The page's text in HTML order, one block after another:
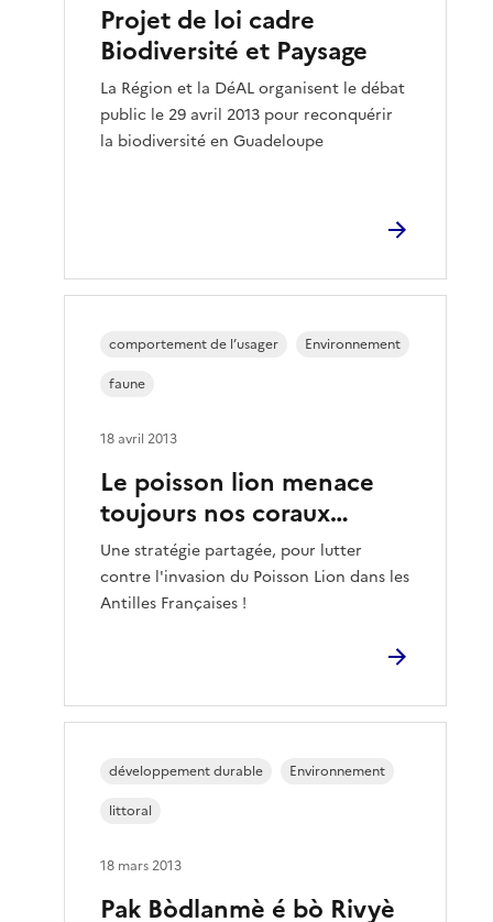
Projet de loi cadre
Biodiversité et Paysage
La Région et la DéAL organisent le débat
public le 29 avril 2013 pour reconquérir
la biodiversité en Guadeloupe
Le poisson lion menace
toujours nos coraux…
Une stratégie partagée, pour lutter
contre l'invasion du Poisson Lion dans les
Antilles Françaises !
comportement de l’usager
Environnement
faune
18 avril 2013
Pak Bòdlanmè é bò Rivyè
développement durable
Environnement
littoral
18 mars 2013